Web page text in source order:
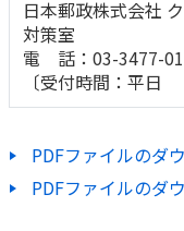
日本郵政株式会社
対策室
電 話：03-3477-
〔受付時間：
PDFファイルのダ
PDFファイルのダ